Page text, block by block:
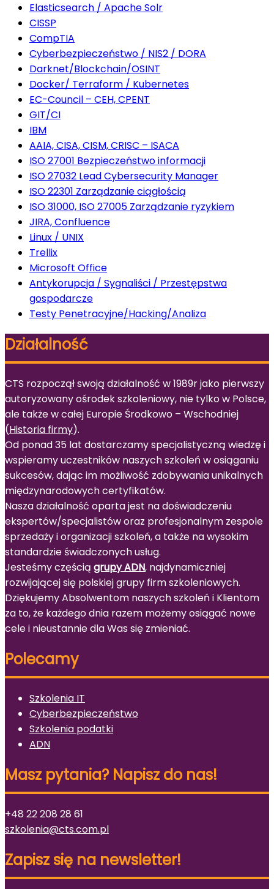
Elasticsearch / Apache Solr
CISSP
CompTIA
Cyberbezpieczeństwo / NIS2 / DORA
Darknet/Blockchain/OSINT
Docker/ Terraform / Kubernetes
EC-Council – CEH, CPENT
GIT/CI
IBM
AAIA, CISA, CISM, CRISC – ISACA
ISO 27001 Bezpieczeństwo informacji
ISO 27032 Lead Cybersecurity Manager
ISO 22301 Zarządzanie ciągłością
ISO 31000, ISO 27005 Zarządzanie ryzykiem
JIRA, Confluence
Linux / UNIX
Trellix
Microsoft Office
Antykorupcja / Sygnaliści / Przestępstwa
gospodarcze
Testy Penetracyjne/Hacking/Analiza
Działalność
CTS rozpoczął swoją działalność w 1989r jako pierwszy
autoryzowany ośrodek szkoleniowy, nie tylko w Polsce,
ale także w całej Europie Środkowo – Wschodniej
(Historia firmy).
Od ponad 35 lat dostarczamy specjalistyczną wiedzę i
wspieramy uczestników naszych szkoleń w osiąganiu
sukcesów, dając im możliwość zdobywania unikalnych
międzynarodowych certyfikatów.
Nasza działalność oparta jest na doświadczeniu
ekspertów/specjalistów oraz profesjonalnym zespole
sprzedaży i organizacji szkoleń, a także na wysokim
standardzie świadczonych usług.
Jesteśmy częścią grupy ADN, najdynamiczniej
rozwijającej się polskiej grupy firm szkoleniowych.
Dziękujemy Absolwentom naszych szkoleń i Klientom
za to, że każdego dnia razem możemy osiągać nowe
cele i nieustannie dla Was się zmieniać.
Polecamy
Szkolenia IT
Cyberbezpieczeństwo
Szkolenia podatki
ADN
Masz pytania? Napisz do nas!
+48 22 208 28 61
szkolenia@cts.com.pl
Zapisz się na newsletter!